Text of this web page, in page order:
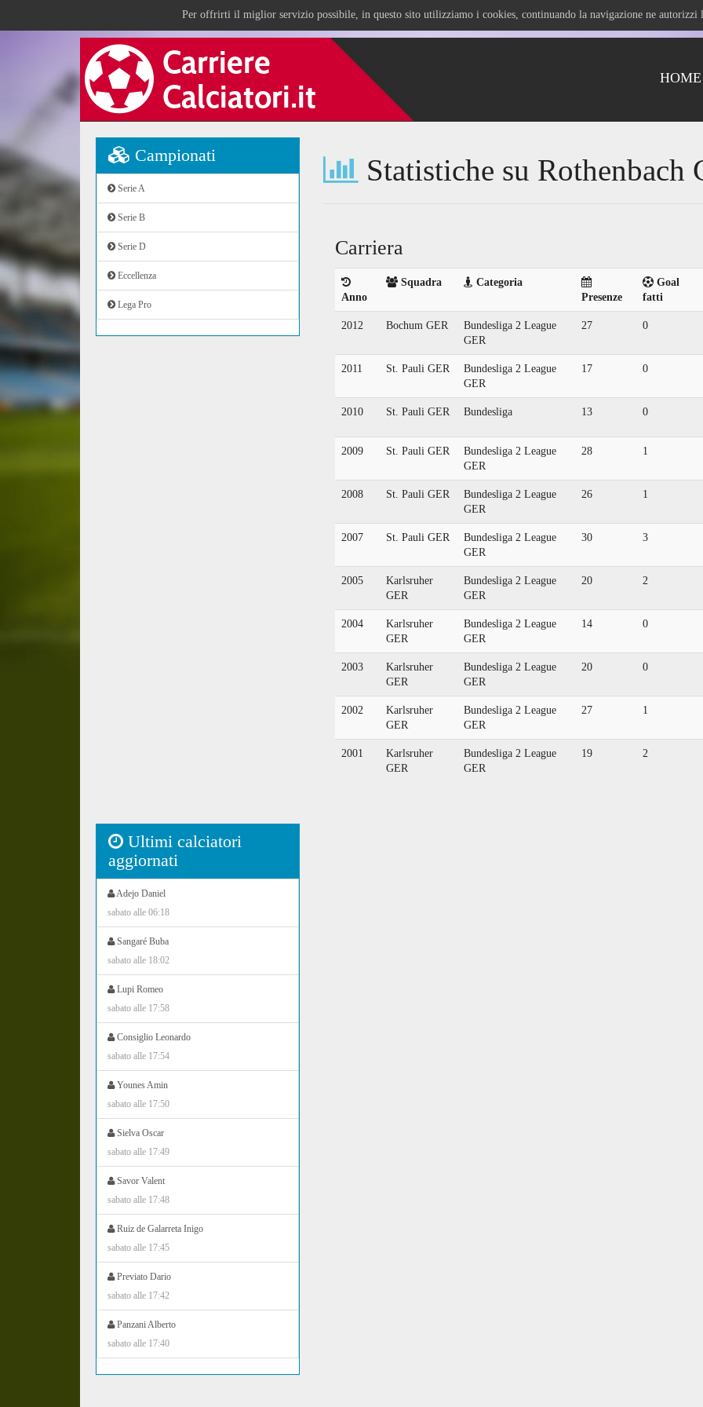
Per offrirti il miglior servizio possibile, in questo sito utilizziamo i cookies, continuando la navigazione ne
HOME
Campionati
Serie A
Serie B
Serie D
Eccellenza
Lega Pro
Ultimi calciatori
aggiornati
Adejo Daniel
sabato alle 06:18
Sangaré Buba
sabato alle 18:02
Lupi Romeo
sabato alle 17:58
Consiglio Leonardo
sabato alle 17:54
Younes Amin
sabato alle 17:50
Sielva Oscar
sabato alle 17:49
Savor Valent
sabato alle 17:48
Ruiz de Galarreta Inigo
sabato alle 17:45
Previato Dario
sabato alle 17:42
Panzani Alberto
sabato alle 17:40
Statistiche su Rothenbach
Carriera
Anno
Squadra
Categoria
Presenze
Goal
fatti
2012 Bochum GER
Bundesliga 2 League
GER
27 0
2011 St. Pauli GER
Bundesliga 2 League
GER
17 0
2010 St. Pauli GER Bundesliga 13 0
2009 St. Pauli GER
Bundesliga 2 League
GER
28 1
2008 St. Pauli GER
Bundesliga 2 League
GER
26 1
2007 St. Pauli GER
Bundesliga 2 League
GER
30 3
2005
Karlsruher
GER
Bundesliga 2 League
GER
20 2
2004
Karlsruher
GER
Bundesliga 2 League
GER
14 0
2003
Karlsruher
GER
Bundesliga 2 League
GER
20 0
2002
Karlsruher
GER
Bundesliga 2 League
GER
27 1
2001
Karlsruher
GER
Bundesliga 2 League
GER
19 2